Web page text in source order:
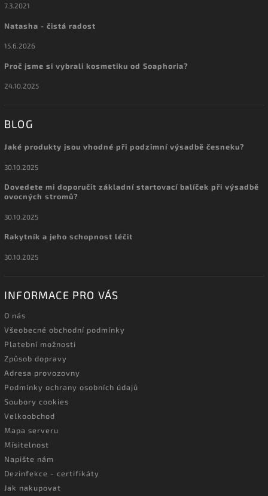
7.3.2021
Natasha - čistá radost
15.6.2026
Proč jsme si vybrali kosmetiku od Soaphoria?
24.10.2025
BLOG
Jaké produkty jsou vhodné při podzimní výsadbě česneku?
30.10.2025
Dovedete mi doporučit základní startovací balíček při výsadbě
ovocných stromů?
30.10.2025
Rakytník a jeho schopnost léčit
30.10.2025
INFORMACE PRO VÁS
O nás
Všeobecné obchodní podmínky
Platební možnosti
Způsob dopravy
Adresa provozovny
Podmínky ochrany osobních údajů
Soubory cookies
Velkoobchod
Mapa serveru
Mísitelnost
Napište nám
Dezinfekce - certifikáty
Jak nakupovat